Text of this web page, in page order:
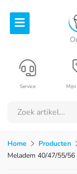
Service
Home Producten
Meladem 40/47/55/